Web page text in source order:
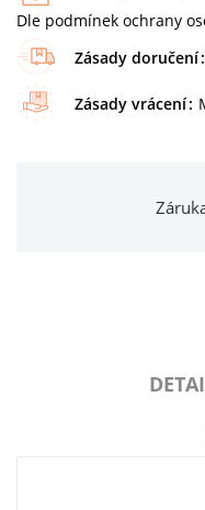
Dle podmínek ochrany
Zásady doručení
Zásady vrácení